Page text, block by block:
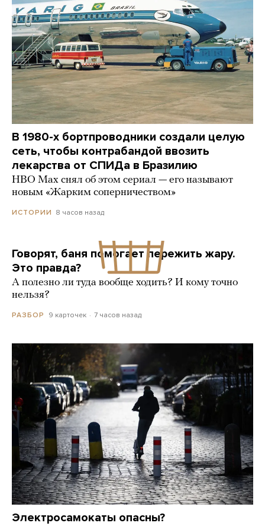
В 1980-х бортпроводники создали целую
сеть, чтобы контрабандой ввозить
лекарства от СПИДа в Бразилию
HBO Max снял об этом сериал — его называют
новым «Жарким соперничеством»
ИСТОРИИ 8 часов назад
Говорят, баня помогает пережить жару.
Это правда?
А полезно ли туда вообще ходить? И кому точно
нельзя?
РАЗБОР 9 карточек 7 часов назад
Электросамокаты опасны?